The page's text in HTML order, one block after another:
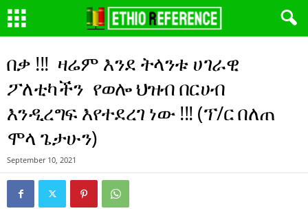
በቃ !!! ዛሬም እንደ ትላንቱ ሀገራዊ
ፖለቲካችን የወሎ ህዝብ በርሀብ
እንዲረግፍ እየተደረገ ነው !!! (ፕ/ር በለጠ
ሞላ ጌታሁን)
September 10, 2021